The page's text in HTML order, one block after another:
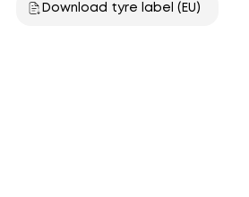
Download tyre label (EU)